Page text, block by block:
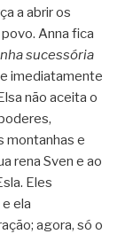
a abrir os
Anna fica
sucessória
imediatamente
não aceita o
montanhas e
rena Sven e ao
Eles
ela
agora, só o